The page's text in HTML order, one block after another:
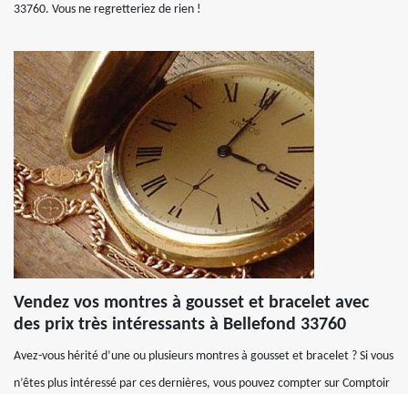
33760. Vous ne regretteriez de rien !
Vendez vos montres à gousset et bracelet avec
des prix très intéressants à Bellefond 33760
Avez-vous hérité d’une ou plusieurs montres à gousset et bracelet ? Si vous
n’êtes plus intéressé par ces dernières, vous pouvez compter sur Comptoir